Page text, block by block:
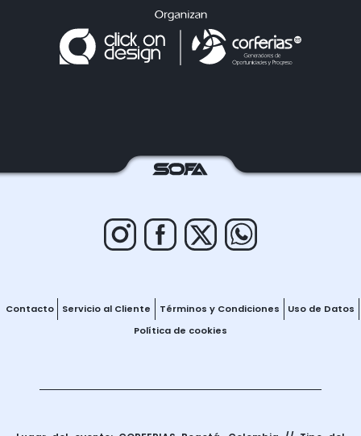
Contacto Servicio al Cliente Términos y Condiciones
Uso de Datos
Política de cookies